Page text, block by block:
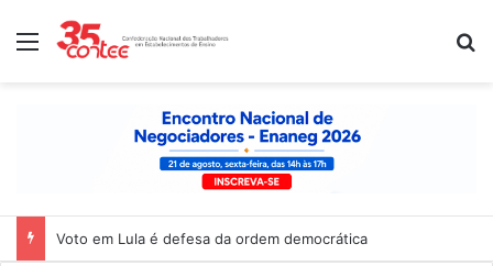
Menu
Voto em Lula é defesa da ordem democrática